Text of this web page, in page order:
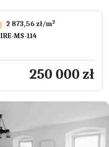
2 873,56 zł/m2
IRE-MS-114
250 000 zł